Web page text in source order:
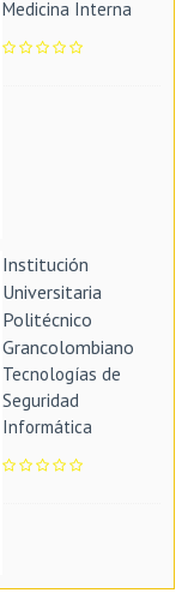
Medicina Interna
Institución
Universitaria
Politécnico
Grancolombiano
Tecnologías de
Seguridad
Informática